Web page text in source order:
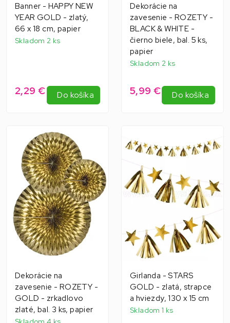
Banner - HAPPY NEW
YEAR GOLD - zlatý,
66 x 18 cm, papier
Skladom 2 ks
2,29 € Do košíka
Dekorácie na
zavesenie - ROZETY -
BLACK & WHITE -
čierno biele, bal. 5 ks,
papier
Skladom 2 ks
5,99 € Do košíka
Dekorácie na
zavesenie - ROZETY -
GOLD - zrkadlovo
zlaté, bal. 3 ks, papier
Girlanda - STARS
GOLD - zlatá, strapce
a hviezdy, 130 x 15 cm
Skladom 1 ks